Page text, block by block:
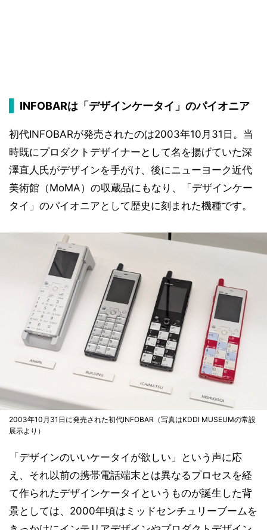
INFOBARは「デザインケータイ」のパイオニア
初代INFOBARが発売されたのは2003年10月31日。当
時既にプロダクトデザイナーとして名を揚げていた深
澤直人氏がデザインを手がけ、後にニューヨーク近代
美術館（MoMA）の収蔵品にもなり、「デザインケー
タイ」のパイオニアとして歴史に刻まれた機種です。
2003年10月31日に発売された初代INFOBAR（写真はKDDI MUSEUMの常設
展示より）
「デザインのいいケータイが欲しい」という声に応
え、それ以前の携帯電話端末とは異なるプロセスを経
て作られたデザインケータイというものが誕生した背
景としては、2000年頃はミッドセンチュリーブームを